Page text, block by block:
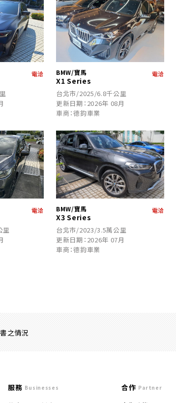
電洽 BMW/寶馬
X1 Series
電洽
台北市/2025/6.8千公里
更新日期：2026年 08月
車商：德鈞車業
電洽
里
BMW/寶馬
X3 Series
電洽
台北市/2023/3.5萬公里
更新日期：2026年 07月
車商：德鈞車業
之情況
服務 Businesses 合作 Partner